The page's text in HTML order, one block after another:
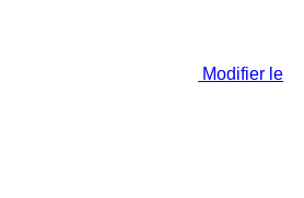
Modifier le